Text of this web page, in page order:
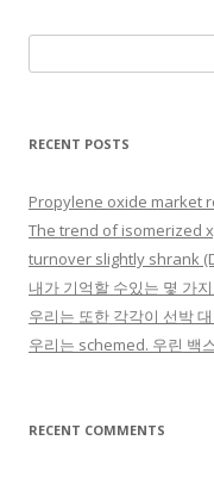
RECENT POSTS
Propylene oxide market
The trend of isomerized
turnover slightly shrank
내가 기억할 수있는 몇 가
우리는 또한 각각이 선박
우리는 schemed. 우린 백
RECENT COMMENTS